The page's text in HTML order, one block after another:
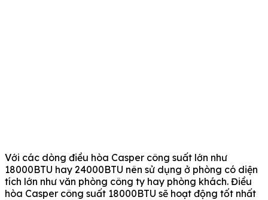
Với các dòng điều hòa Casper công suất lớn như
18000BTU hay 24000BTU nên sử dụng ở phòng có diện
tích lớn như văn phòng công ty hay phòng khách. Điều
hòa Casper công suất 18000BTU sẽ hoạt động tốt nhất